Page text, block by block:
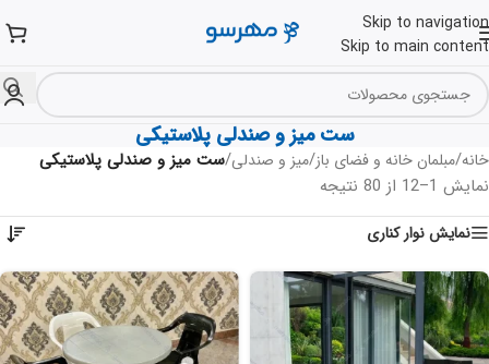
Skip to navigation
Skip to main content
ست میز و صندلی پلاستیکی
خانه/مبلمان خانه و فضای باز/میز و صندلی/ست میز و صندلی پلاستیکی
نمایش 1–12 از 80 نتیجه
نمایش نوار کناری